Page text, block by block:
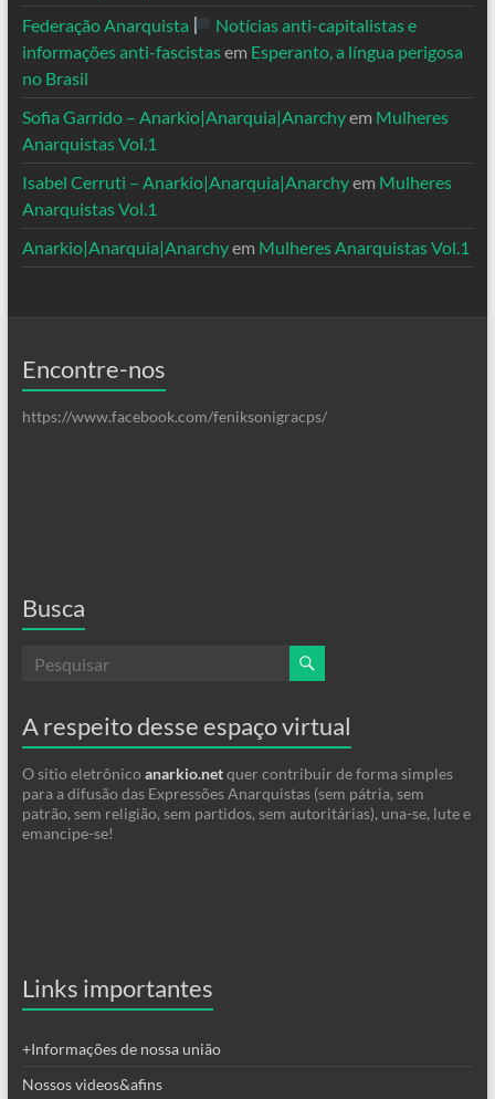
Federação Anarquista
Notícias anti-capitalistas e
informações anti-fascistasem Esperanto, a língua perigosa
no Brasil
Sofia Garrido – Anarkio|Anarquia|Anarchyem Mulheres
Anarquistas Vol.1
Isabel Cerruti – Anarkio|Anarquia|Anarchyem Mulheres
Anarquistas Vol.1
Anarkio|Anarquia|Anarchyem Mulheres Anarquistas Vol.1
Encontre-nos
https://www.facebook.com/feniksonigracps/
Busca
A respeito desse espaço virtual
O sitio eletrônico anarkio.netquer contribuir de forma simples
para a difusão das Expressões Anarquistas (sem pátria, sem
patrão, sem religião, sem partidos, sem autoritárias), una-se, lute e
emancipe-se!
Links importantes
+Informações de nossa união
Nossos videos&afins